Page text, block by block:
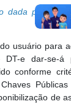
dada pelo
usuário para
DT-e dar-se-á
conforme
de